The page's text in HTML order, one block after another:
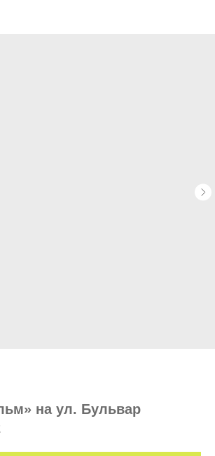
на ул. Бульвар